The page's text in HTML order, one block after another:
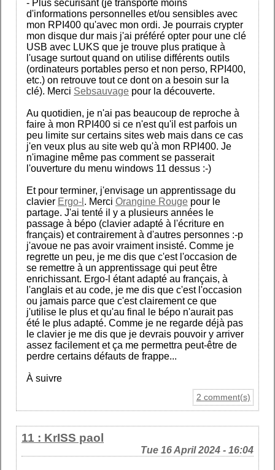
- Plus sécurisant (je transporte moins
d'informations personnelles et/ou sensibles avec
mon RPI400 qu'avec mon ordi. Je pourrais crypter
mon disque dur mais j'ai préféré opter pour une clé
USB avec LUKS que je trouve plus pratique à
l'usage surtout quand on utilise différents outils
(ordinateurs portables perso et non perso, RPI400,
etc.) on retrouve tout ce dont on a besoin sur la
clé). Merci Sebsauvage pour la découverte.
Au quotidien, je n'ai pas beaucoup de reproche à
faire à mon RPI400 si ce n'est qu'il est parfois un
peu limite sur certains sites web mais dans ce cas
j'en veux plus au site web qu'à mon RPI400. Je
n'imagine même pas comment se passerait
l'ouverture du menu windows 11 dessus :-)
Et pour terminer, j'envisage un apprentissage du
clavier Ergo-l . Merci Orangine Rouge pour le
partage. J'ai tenté il y a plusieurs années le
passage à bépo (clavier adapté à l'écriture en
français) et contrairement à d'autres personnes :-p
j'avoue ne pas avoir vraiment insisté. Comme je
regrette un peu, je me dis que c'est l'occasion de
se remettre à un apprentissage qui peut être
enrichissant. Ergo-l étant adapté au français, à
l'anglais et au code, je me dis que c'est l'occasion
ou jamais parce que c'est clairement ce que
j'utilise le plus et qu'au final le bépo n'aurait pas
été le plus adapté. Comme je ne regarde déjà pas
le clavier je me dis que je devrais pouvoir y arriver
assez facilement et ça me permettra peut-être de
perdre certains défauts de frappe...
À suivre
2 comment(s)
11 : KrISS paol
Tue 16 April 2024 - 16:04